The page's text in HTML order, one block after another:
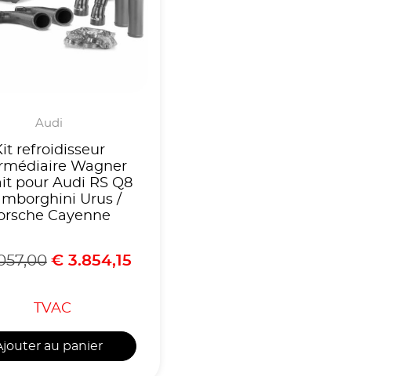
Audi
refroidisseur
Wagner
pour Audi RS Q8
Urus /
Cayenne
€3.854,15
TVAC
au panier